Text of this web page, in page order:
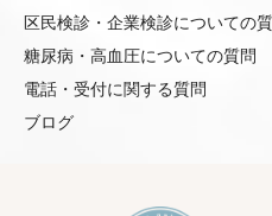
区民検診・企業検診についての
糖尿病・高血圧についての質問
電話・受付に関する質問
ブログ